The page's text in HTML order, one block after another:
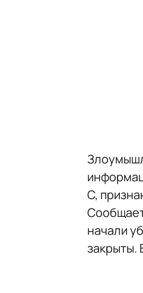
C,
начали
закрыты.